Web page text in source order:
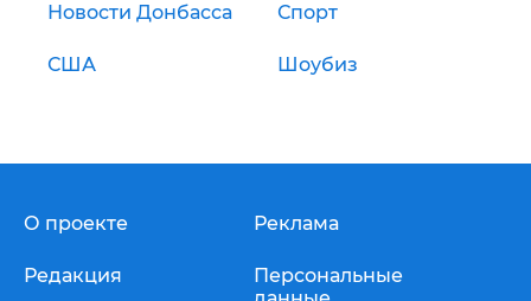
Новости Донбасса Спорт
США Шоубиз
О проекте
Редакция
Реклама
Персональные